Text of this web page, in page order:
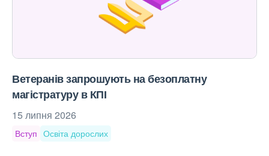
Ветеранів запрошують на безоплатну
магістратуру в КПІ
15 липня 2026
Вступ Освіта дорослих